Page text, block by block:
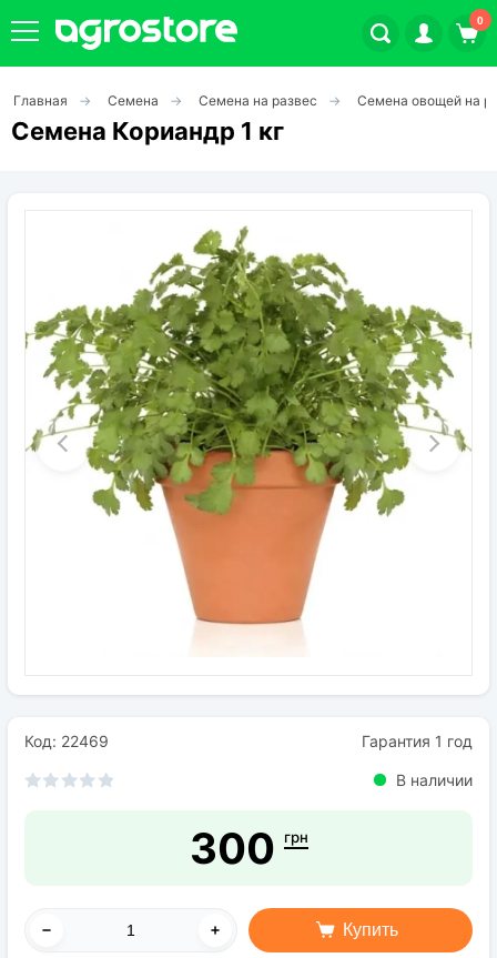
0
Плодовые кустарники
Декоративные растения
Цветы
Травы
Овощи (на посадку)
Штамбовые ягодные кусты
Главная Семена Семена на развес Семена овощей на
Семена Кориандр 1 кг
Код: 22469 Гарантия 1 год
В наличии
300 грн
Купить